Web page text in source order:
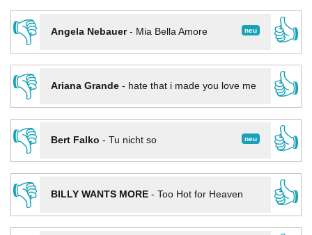
👎 neu
Angela Nebauer- Mia Bella Amore
👍
👎
Ariana Grande- hate that i made you love me
👍
👎
neu
Bert Falko - Tu nicht so
👍
👎
BILLY WANTS MORE- Too Hot for Heaven
👍